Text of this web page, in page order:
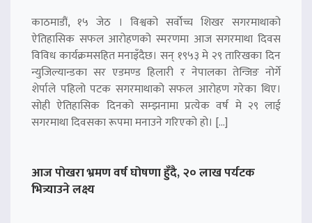
काठमाडौं, १५ जेठ । विश्वको सर्वोच्च शिखर सगरमाथाको
ऐतिहासिक सफल आरोहणको स्मरणमा आज सगरमाथा दिवस
विविध कार्यक्रमसहित मनाइँदैछ। सन् १९५३ मे २९ तारिखका दिन
न्युजिल्यान्डका सर एडमण्ड हिलारी र नेपालका तेन्जिङ नोर्गे
शेर्पाले पहिलो पटक सगरमाथाको सफल आरोहण गरेका थिए।
सोही ऐतिहासिक दिनको सम्झनामा प्रत्येक वर्ष मे २९ लाई
सगरमाथा दिवसका रूपमा मनाउने गरिएको हो। […]
आज पोखरा भ्रमण वर्ष घोषणा हुँदै, २० लाख पर्यटक
भित्र्याउने लक्ष्य